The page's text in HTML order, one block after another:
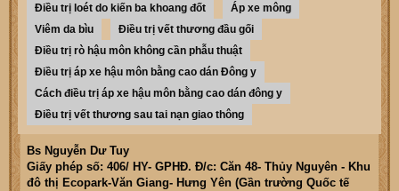
Điều trị loét do kiến ba khoang đốt
Áp xe mông
Viêm da bìu
Điều trị vết thương đầu gối
Điều trị rò hậu môn không cần phẫu thuật
Điều trị áp xe hậu môn bằng cao dán Đông y
Cách điều trị áp xe hậu môn bằng cao dán đông y
Điều trị vết thương sau tai nạn giao thông
Bs Nguyễn Dư Tuy
Giấy phép số: 406/ HY- GPHĐ. Đ/c: Căn 48- Thủy Nguyên - Khu
đô thị Ecopark-Văn Giang- Hưng Yên (Gần trường Quốc tế